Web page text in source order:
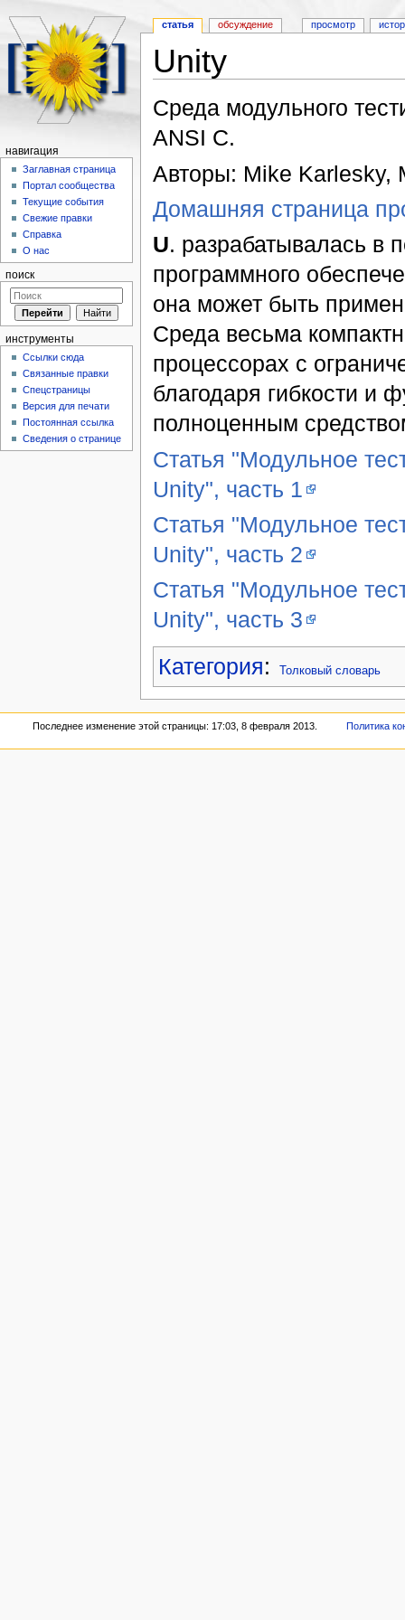
Unity
Среда модульного
ANSI C.
Авторы: Mike Karlesky,
Домашняя страница
U. разрабатывалась в
программного
она может быть
Среда весьма
процессорах с
благодаря гибкости и
полноценным
Статья "Модульное
Unity", часть 1
Статья "Модульное
Unity", часть 2
Статья "Модульное
Unity", часть 3
Категория: Толковый словарь
статья обсуждение просмотр
навигация
Заглавная страница
Портал сообщества
Текущие события
Свежие правки
Справка
О нас
поиск
инструменты
Ссылки сюда
Связанные правки
Спецстраницы
Версия для печати
Постоянная ссылка
Сведения о странице
Последнее изменение этой страницы: 17:03, 8 февраля 2013. Политика